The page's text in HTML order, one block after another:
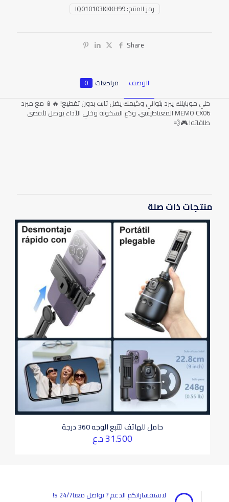
رمز المنتج:IQ010103KKKH99
Share
الوصف مراجعات 0
خلي موبايلك يبرد بثواني وگيمك يضل ثابت بدون تقطيع! 🔥📱 مع مبرد
MEMO CX06 المغناطيسي، ودّع السخونة وخلي الأداء يوصل لأقصى
طاقاته! 🎮💨
منتجات ذات صلة
حامل للهاتف لتتبع الوجه 360 درجة
31.500د.ع
لاستفساراتكم الدعم ? تواصل معناs 24/7!